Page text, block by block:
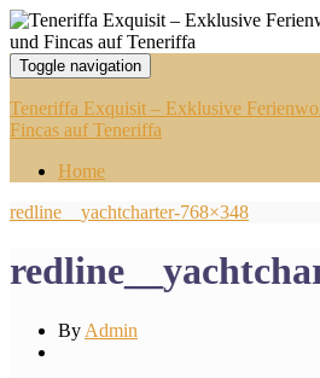
Toggle navigation
Teneriffa Exquisit – Exklusive
Fincas auf Teneriffa
Home
redline__yachtcharter-768×348
By Admin